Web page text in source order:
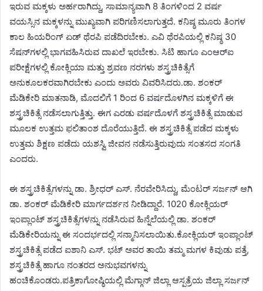
ಇರುವ ಮಕ್ಕಳು ಅರ್ಹರಾಗಿದ್ದು, ಸಾಮಾನ್ಯವಾಗಿ 8 ತಿಂಗಳಿಂದ 2 ವರ್ಷ
ವಯಸ್ಸಿನ ಮಕ್ಕಳನ್ನು ಮುಖ್ಯವಾಗಿ ಪರಿಗಣಿಸಲಾಗುತ್ತದೆ. ಕನಿಷ್ಠ ಮೂರು ತಿಂಗಳ
ಕಾಲ ಹಿಯರಿಂಗ್ ಏಡ್ ಥೆರಪಿ ಪಡೆದಿರಬೇಕು. ಎವಿ ಥೆರಪಿಯಲ್ಲಿ ಕನಿಷ್ಠ 30
ಸೆಷನ್‌ಗಳಲ್ಲಿ ಭಾಗವಹಿಸಿರುವ ದಾಖಲೆ ಇರಬೇಕು. ಸಿಟಿ ಹಾಗೂ ಎಂಆರ್‌ಐ
ಪರೀಕ್ಷೆಗಳಲ್ಲಿ ಕೋಕ್ಲಿಯಾ ಮತ್ತು ಶ್ರವಣ ನರಗಳು ಶಸ್ತ್ರಚಿಕಿತ್ಸೆಗೆ
ಅನುಕೂಲಕರವಾಗಿರಬೇಕು ಎಂದು ಅವರು ವಿವರಿಸಿದರು.ಡಾ. ಶಂಕರ್
ಮೆಡಿಕೇರಿ ಮಾತನಾಡಿ, ಮೊದಲಿಗೆ 1 ರಿಂದ 6 ವರ್ಷದೊಳಗಿನ ಮಕ್ಕಳಿಗೆ ಈ
ಶಸ್ತ್ರಚಿಕಿತ್ಸೆ ನಡೆಸಲಾಗುತ್ತಿತ್ತು. ಈಗ ಎರಡು ವರ್ಷದೊಳಗೆ ಶಸ್ತ್ರಚಿಕಿತ್ಸೆ ಮಾಡುವ
ಮೂಲಕ ಉತ್ತಮ ಫಲಿತಾಂಶ ದೊರೆಯುತ್ತಿದೆ. ಈ ಶಸ್ತ್ರಚಿಕಿತ್ಸೆ ಪಡೆದ ಮಕ್ಕಳು
ಉತ್ತಮ ಶಿಕ್ಷಣ ಪಡೆದು ಯಶಸ್ವಿ ಜೀವನ ನಡೆಸುತ್ತಿರುವುದು ಸಂತಸದ ಸಂಗತಿ
ಎಂದರು.
ಈ ಶಸ್ತ್ರಚಿಕಿತ್ಸೆಗಳನ್ನು ಡಾ. ಶ್ರೀಧರ್ ಎಸ್. ನೆರವೇರಿಸಿದ್ದು, ಮೆಂಟರ್ ಸರ್ಜನ್ ಆಗಿ
ಡಾ. ಶಂಕರ್ ಮೆಡಿಕೇರಿ ಮಾರ್ಗದರ್ಶನ ನೀಡಿದ್ದಾರೆ. 1020 ಕೋಕ್ಲಿಯರ್
ಇಂಪ್ಲಾಂಟ್ ಶಸ್ತ್ರಚಿಕಿತ್ಸೆಗಳನ್ನು ನಡೆಸಿರುವ ಹಿನ್ನೆಲೆಯಲ್ಲಿ ಡಾ. ಶಂಕರ್
ಮೆಡಿಕೇರಿಯನ್ನು ಈ ಸಂದರ್ಭದಲ್ಲಿ ಸನ್ಮಾನಿಸಲಾಯಿತು.ಕೋಕ್ಲಿಯರ್ ಇಂಪ್ಲಾಂಟ್
ಶಸ್ತ್ರಚಿಕಿತ್ಸೆ ಪಡೆದ ಐಶಾನಿ ಎಸ್. ಭಟ್ ಅವರ ತಾಯಿ ತಮ್ಮ ಮಗಳ ಕಿವುಡು ಪತ್ತೆ,
ಶಸ್ತ್ರಚಿಕಿತ್ಸೆ ಹಾಗೂ ನಂತರದ ಅನುಭವಗಳನ್ನು
ಹಂಚಿಕೊಂಡರು.ಪತ್ರಿಕಾಗೋಷ್ಠಿಯಲ್ಲಿ ಮೆಗ್ಗಾನ್ ಜಿಲ್ಲಾ ಆಸ್ಪತ್ರೆಯ ಜಿಲ್ಲಾ ಸರ್ಜನ್